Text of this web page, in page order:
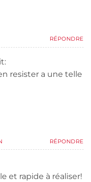
RÉPONDRE
resister a une telle
RÉPONDRE
et rapide à réaliser!